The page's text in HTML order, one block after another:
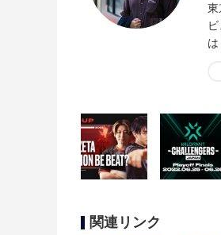
東
関連リンク